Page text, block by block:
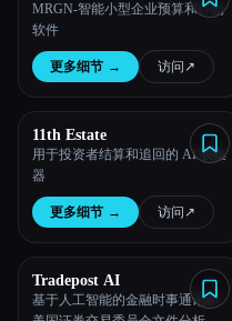
MRGN-智能小型企业预算和计划
软件
更多细节 → 访问 ↗︎
11th Estate
用于投资者结算和追回的 AI 收集
器
更多细节 → 访问 ↗︎
Tradepost AI
基于人工智能的金融时事通讯和